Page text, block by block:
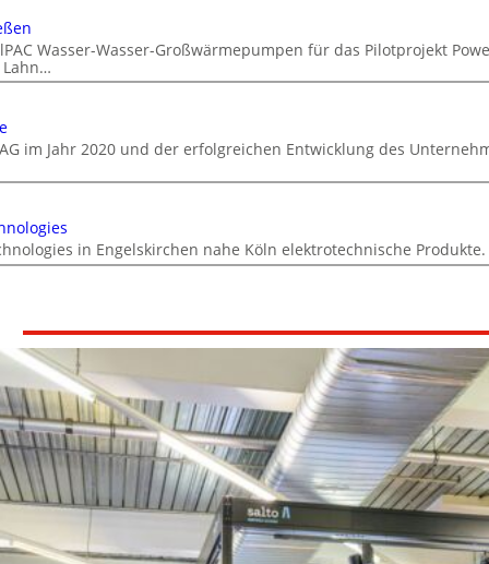
Wasser-Wasser-Großwärmepumpen für das Pilotprojekt
Lahn…
im Jahr 2020 und der erfolgreichen Entwicklung des
in Engelskirchen nahe Köln elektrotechnische Produkte.